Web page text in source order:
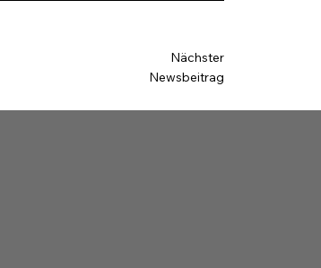
Nächster
Newsbeitrag